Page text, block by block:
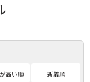
高い順 新着順